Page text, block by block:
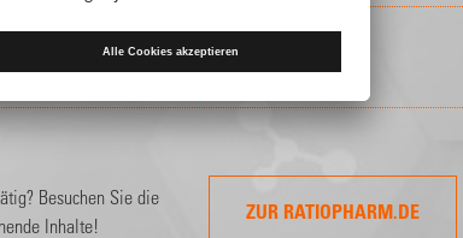
Besuchen Sie die
Inhalte!
ZUR RATIOPHARM.DE